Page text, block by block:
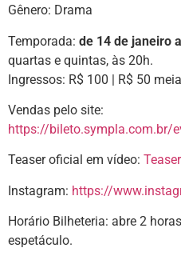
Gênero: Drama
Temporada: de 14 de janeiro
quartas e quintas, às 20h.
Ingressos: R$ 100 | R$ 50
Vendas pelo site:
https://bileto.sympla.com.br/
Teaser oficial em vídeo:
Instagram: https://
Horário Bilheteria: abre 2
espetáculo.